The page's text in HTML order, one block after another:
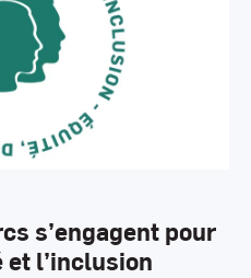
s’engagent pour
et l’inclusion